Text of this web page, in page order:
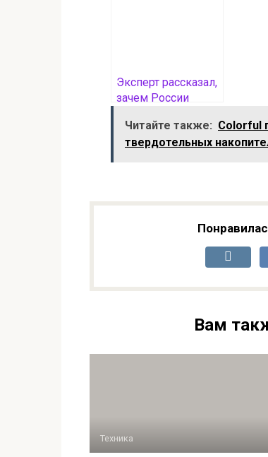
Эксперт рассказал,
зачем России
Сирии после
свержения режима
Читайте также: Colorful
твердотельных
Вам
Техника